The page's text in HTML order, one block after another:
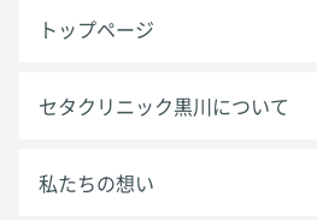
トップページ
セタクリニック黒川について
私たちの想い